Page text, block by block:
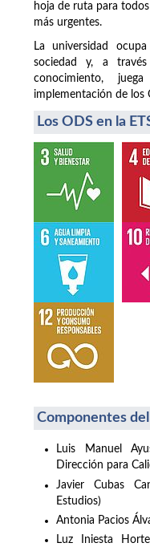
hoja de ruta para
más urgentes.
La universidad
sociedad y, a
conocimiento,
implementación de los
Los ODS en la
Componentes
Luis Manuel
Dirección para
Javier Cubas
Estudios)
Antonia Pacios
Luz Iniesta